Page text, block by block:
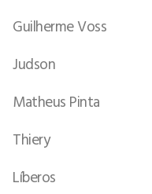
Guilherme Voss
Judson
Matheus Pinta
Thiery
Líberos